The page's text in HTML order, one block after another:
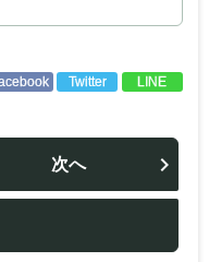
Twitter LINE
次へ